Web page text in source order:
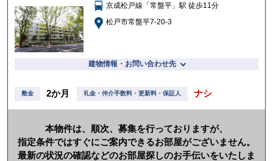
入
り
京成松戸線「常盤平」駅 徒歩11分
松戸市常盤平7-20-3
建物情報・お問い合わせ先
敷金 2か月 礼金・仲介手数料・更新料・保証人 ナシ
本物件は、順次、募集を行っておりますが、
指定条件ではすぐにご案内できるお部屋がございません。
最新の状況の確認などのお部屋探しのお手伝いをいたしま